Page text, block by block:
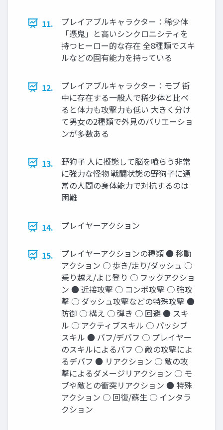
11.
プレイアブルキャラクター：稀少体
「憑鬼」と高いシンクロニシティを
持つヒーロー的な存在 全8種類でスキ
ルなどの固有能力を持っている
12.
プレイアブルキャラクター：モブ 街
中に存在する一般人で稀少体と比べ
ると体力も攻撃力も低い 大きく分け
て男女の2種類で外見のバリエーショ
ンが多数ある
13.
野狗子 人に擬態して脳を喰らう非常
に強力な怪物 戦闘状態の野狗子に通
常の人間の身体能力で対抗するのは
困難
14. プレイヤーアクション
15.
プレイヤーアクションの種類 ● 移動
アクション ○ 歩き/走り/ダッシュ ○
乗り越え/よじ登り ○ フックアクショ
ン ● 近接攻撃 ○ コンボ攻撃 ○ 強攻
撃 ○ ダッシュ攻撃などの特殊攻撃 ●
防御 ○ 構え ○ 弾き ○ 回避 ● スキ
ル ○ アクティブスキル ○ パッシブ
スキル ● バフ/デバフ ○ プレイヤー
のスキルによるバフ ○ 敵の攻撃によ
るデバフ ● リアクション ○ 敵の攻
撃によるダメージリアクション ○ モ
ブや敵との衝突リアクション ● 特殊
アクション ○ 回復/蘇生 ○ インタラ
クション